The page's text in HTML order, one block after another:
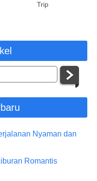
Trip
Nyaman dan
Romantis